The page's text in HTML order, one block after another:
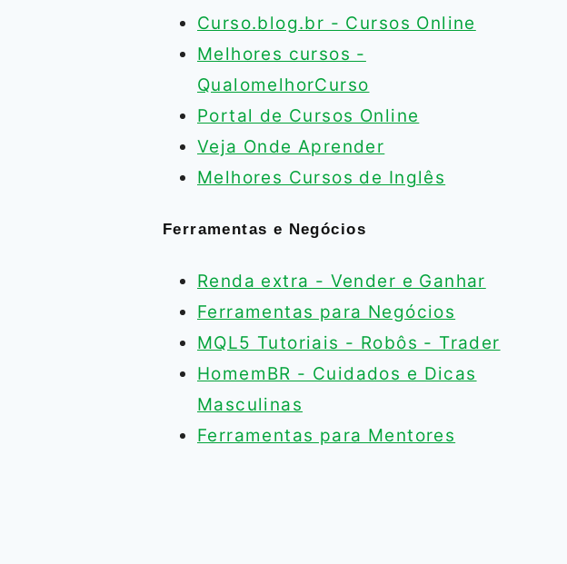
Curso.blog.br - Cursos Online
Melhores cursos -
QualomelhorCurso
Portal de Cursos Online
Veja Onde Aprender
Melhores Cursos de Inglês
Ferramentas e Negócios
Renda extra - Vender e Ganhar
Ferramentas para Negócios
MQL5 Tutoriais - Robôs - Trader
HomemBR - Cuidados e Dicas
Masculinas
Ferramentas para Mentores